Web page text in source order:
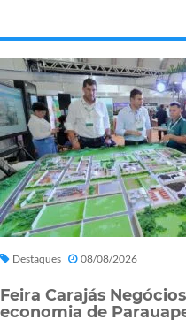
Destaques 08/08/2026
Feira Carajás
economia de